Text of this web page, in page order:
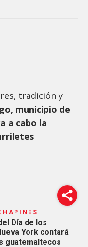
tradición y
municipio de
a cabo la
Día de los
York contará
guatemaltecos